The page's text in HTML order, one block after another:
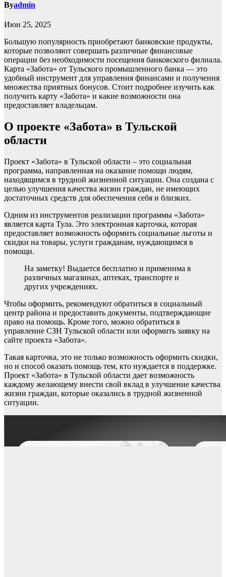
Byadmin
Июн 25, 2025
Большую популярность приобретают банковские продукты,
которые позволяют совершать различные финансовые
операции без необходимости посещения банковского филиала.
Карта «Забота» от Тульского промышленного банка — это
удобный инструмент для управления финансами и получения
множества приятных бонусов. Стоит подробнее изучить как
получить карту «Забота» и какие возможности она
предоставляет владельцам.
О проекте «Забота» в Тульской
области
Проект «Забота» в Тульской области – это социальная
программа, направленная на оказание помощи людям,
находящимся в трудной жизненной ситуации. Она создана с
целью улучшения качества жизни граждан, не имеющих
достаточных средств для обеспечения себя и близких.
Одним из инструментов реализации программы «Забота»
является карта Тула. Это электронная карточка, которая
предоставляет возможность оформить социальные льготы и
скидки на товары, услуги гражданам, нуждающимся в
помощи.
На заметку! Выдается бесплатно и применима в
различных магазинах, аптеках, транспорте и
других учреждениях.
Чтобы оформить, рекомендуют обратиться в социальный
центр района и предоставить документы, подтверждающие
право на помощь. Кроме того, можно обратиться в
управление СЗН Тульской области или оформить заявку на
сайте проекта «Забота».
Такая карточка, это не только возможность оформить скидки,
но и способ оказать помощь тем, кто нуждается в поддержке.
Проект «Забота» в Тульской области дает возможность
каждому желающему внести свой вклад в улучшение качества
жизни граждан, которые оказались в трудной жизненной
ситуации.